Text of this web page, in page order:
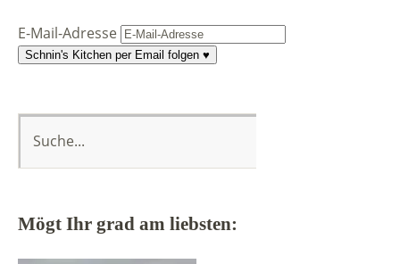
E-Mail-Adresse
Schnin's Kitchen per Email folgen ♥
Mögt Ihr grad am liebsten: